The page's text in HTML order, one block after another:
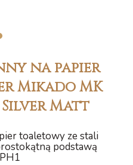
na papier
Mikado MK
Silver Matt
toaletowy ze stali
podstawą